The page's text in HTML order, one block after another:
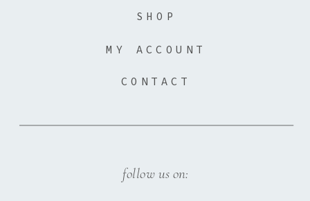
follow us on:
CONTACT
SHOP
MY ACCOUNT